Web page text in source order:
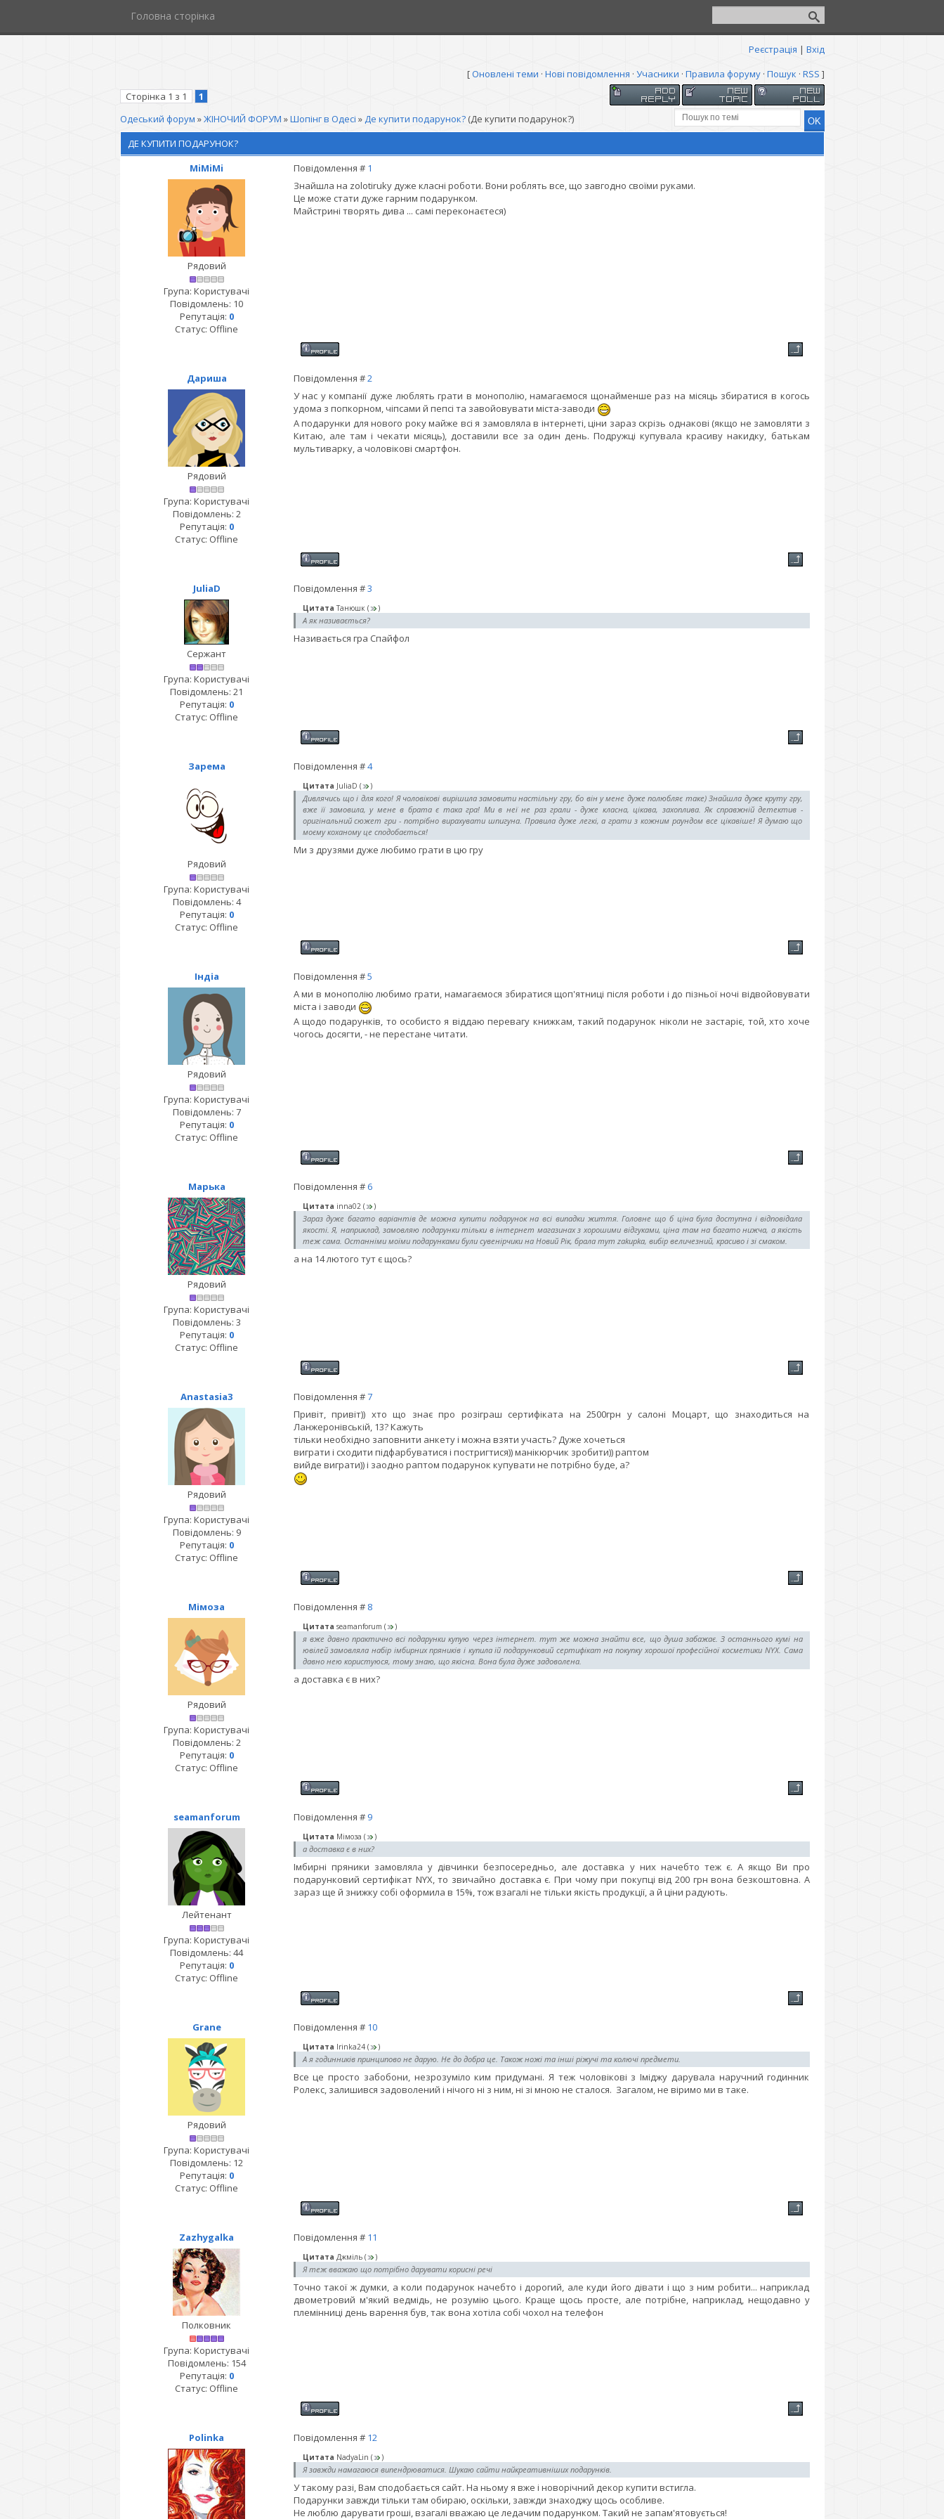
Головна сторінка
Реєстрація | Вхід
[Оновлені теми · Нові повідомлення · Учасники · Правила форуму· Пошук · RSS ]
Сторінка 1 з 1
1
Одеський форум »ЖІНОЧИЙ ФОРУМ »Шопінг в Одесі »Де купити подарунок? (Де купити подарунок?)
ДЕ КУПИТИ ПОДАРУНОК?
MiMiMi
Повідомлення # 1
Рядовий
Група: Користувачі
Повідомлень: 10
Репутація: 0
Статус: Offline
Знайшла на zolotiruky дуже класні роботи. Вони роблять все, що завгодно своїми руками.
Це може стати дуже гарним подарунком.
Майстрині творять дива ... самі переконаєтеся)
Дариша Повідомлення #2
Рядовий
Група: Користувачі
Повідомлень: 2
Репутація: 0
Статус: Offline
У нас у компанії дуже люблять грати в монополію, намагаємося щонайменше раз на місяць збиратися в когось
удома з попкорном, чіпсами й пепсі та завойовувати міста-заводи
А подарунки для нового року майже всі я замовляла в інтернеті, ціни зараз скрізь однакові (якщо не замовляти з
Китаю, але там і чекати місяць), доставили все за один день. Подружці купувала красиву накидку, батькам
мультиварку, а чоловікові смартфон.
JuliaD Повідомлення #3
Сержант
Група: Користувачі
Повідомлень: 21
Репутація: 0
Статус: Offline
Цитата Танюшк ( )
А як називається?
Називається гра Спайфол
Зарема Повідомлення #4
Рядовий
Група: Користувачі
Повідомлень: 4
Репутація: 0
Статус: Offline
Цитата JuliaD ( )
Дивлячись що і для кого! Я чоловікові вирішила замовити настільну гру, бо він у мене дуже полюбляє таке) Знайшла дуже круту гру,
вже її замовила, у мене в брата є така гра! Ми в неї не раз грали - дуже класна, цікава, захоплива. Як справжній детектив -
оригінальний сюжет гри - потрібно вирахувати шпигуна. Правила дуже легкі, а грати з кожним раундом все цікавіше! Я думаю що
моєму коханому це сподобається!
Ми з друзями дуже любимо грати в цю гру
Індіа Повідомлення #5
Рядовий
Група: Користувачі
Повідомлень: 7
Репутація: 0
Статус: Offline
А ми в монополію любимо грати, намагаємося збиратися щоп'ятниці після роботи і до пізньої ночі відвойовувати
міста і заводи
А щодо подарунків, то особисто я віддаю перевагу книжкам, такий подарунок ніколи не застаріє, той, хто хоче
чогось досягти, - не перестане читати.
Марька Повідомлення # 6
Рядовий
Група: Користувачі
Повідомлень: 3
Репутація: 0
Статус: Offline
Цитата inna02( )
Зараз дуже багато варіантів де можна купити подарунок на всі випадки життя. Головне що б ціна була доступна і відповідала
якості. Я, наприклад, замовляю подарунки тільки в інтернет магазинах з хорошими відгуками, ціна там на багато нижча, а якість
теж сама. Останніми моїми подарунками були сувенірчики на Новий Рік, брала тут zakupka, вибір величезний, красиво і зі смаком.
а на 14 лютого тут є щось?
Anastasia3 Повідомлення #7
Рядовий
Група: Користувачі
Повідомлень: 9
Репутація: 0
Статус: Offline
Привіт, привіт)) хто що знає про розіграш сертифіката на 2500грн у салоні Моцарт, що знаходиться на
Ланжеронівській, 13? Кажуть
тільки необхідно заповнити анкету і можна взяти участь? Дуже хочеться
виграти і сходити підфарбуватися і постригтися)) манікюрчик зробити)) раптом
вийде виграти)) і заодно раптом подарунок купувати не потрібно буде, а?
Мімоза Повідомлення # 8
Рядовий
Група: Користувачі
Повідомлень: 2
Репутація: 0
Статус: Offline
Цитата seamanforum ( )
я вже давно практично всі подарунки купую через інтернет. тут же можна знайти все, що душа забажає. З останнього кумі на
ювілей замовляла набір імбирних пряників і купила їй подарунковий сертифікат на покупку хорошої професійної косметики NYX. Сама
давно нею користуюся, тому знаю, що якісна. Вона була дуже задоволена.
а доставка є в них?
seamanforum Повідомлення # 9
Лейтенант
Група: Користувачі
Повідомлень: 44
Репутація: 0
Статус: Offline
Цитата Мімоза ( )
а доставка є в них?
Імбирні пряники замовляла у дівчинки безпосередньо, але доставка у них начебто теж є. А якщо Ви про
подарунковий сертифікат NYX, то звичайно доставка є. При чому при покупці від 200 грн вона безкоштовна. А
зараз ще й знижку собі оформила в 15%, тож взагалі не тільки якість продукції, а й ціни радують.
Grane Повідомлення # 10
Рядовий
Група: Користувачі
Повідомлень: 12
Репутація: 0
Статус: Offline
Цитата Irinka24( )
А я годинників принципово не дарую. Не до добра це. Також ножі та інші ріжучі та колючі предмети.
Все це просто забобони, незрозуміло ким придумані. Я теж чоловікові з Іміджу дарувала наручний годинник
Ролекс, залишився задоволений і нічого ні з ним, ні зі мною не сталося. Загалом, не віримо ми в таке.
Zazhygalka Повідомлення # 11
Полковник
Група: Користувачі
Повідомлень: 154
Репутація: 0
Статус: Offline
Цитата Джміль( )
Я теж вважаю що потрібно дарувати корисні речі
Точно такої ж думки, а коли подарунок начебто і дорогий, але куди його дівати і що з ним робити... наприклад
двометровий м'який ведмідь, не розумію цього. Краще щось просте, але потрібне, наприклад, нещодавно у
племінниці день варення був, так вона хотіла собі чохол на телефон
Polinka Повідомлення # 12
Цитата NadyaLin ( )
Я завжди намагаюся випендрюватися. Шукаю сайти найкреативніших подарунків.
У такому разі, Вам сподобається сайт. На ньому я вже і новорічний декор купити встигла.
Подарунки завжди тільки там обираю, оскільки, завжди знаходжу щось особливе.
Не люблю дарувати гроші, взагалі вважаю це ледачим подарунком. Такий не запам'ятовується!